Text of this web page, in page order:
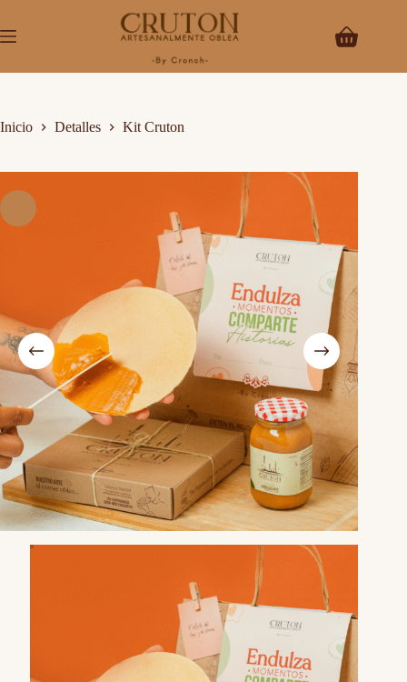
contenido
Carro
compra
Inicio Detalles Kit Cruton